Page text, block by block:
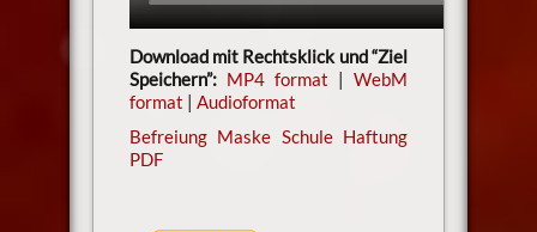
Download mit Rechtsklick und “Ziel
Speichern”: MP4 format |WebM
format | Audioformat
Befreiung Maske Schule Haftung
PDF